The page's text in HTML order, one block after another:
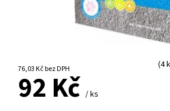
76,03 Kč bez DPH (4
92 Kč / ks